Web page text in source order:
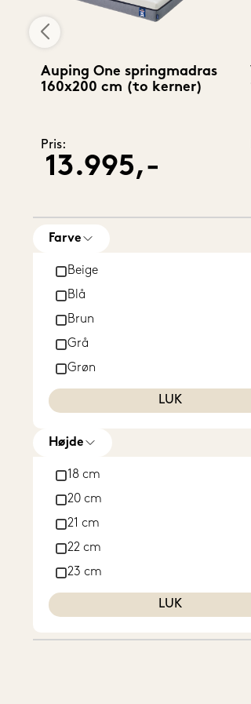
Auping One springmadras
160x200 cm (to kerner)
Pris:
13.995,-
Farve
Beige
Blå
Brun
Grå
Grøn
Hvid
Sort
LUK
Højde
18 cm
20 cm
21 cm
22 cm
23 cm
24 cm
25 cm
LUK